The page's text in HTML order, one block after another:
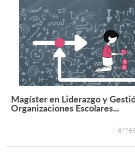
Magíster en Liderazgo y
Organizaciones Escolares...